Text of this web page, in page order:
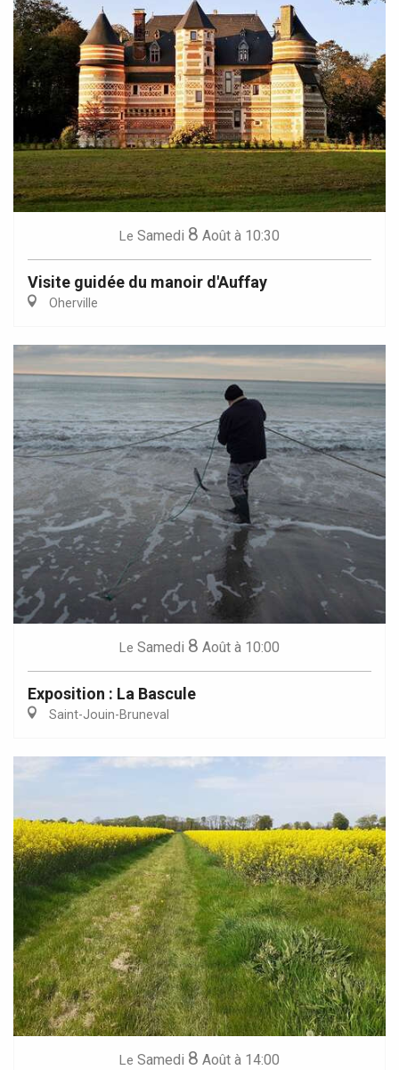
Le Samedi 8 Août à 10:30
Visite guidée du manoir d'Auffay
Oherville
Le Samedi 8 Août à 10:00
Exposition : La Bascule
Saint-Jouin-Bruneval
Le Samedi 8 Août à 14:00